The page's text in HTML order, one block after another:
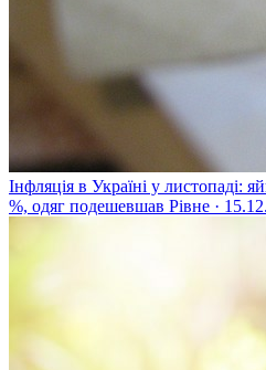
Інфляція в Україні у листопаді:
%, одяг подешевшав Рівне ·